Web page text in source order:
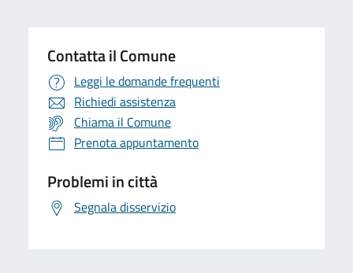
Contatta il Comune
Leggi le domande frequenti
Richiedi assistenza
Chiama il Comune
Prenota appuntamento
Problemi in città
Segnala disservizio